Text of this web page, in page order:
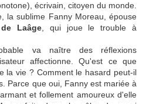
écrivain, citoyen du monde.
la sublime Fanny Moreau, épouse
Laâge , qui joue le trouble à
va naître des réflexions
affectionne. Qu'est ce que
la vie ? Comment le hasard peut-il
Parce que oui, Fanny est mariée à
et follement amoureux d'elle